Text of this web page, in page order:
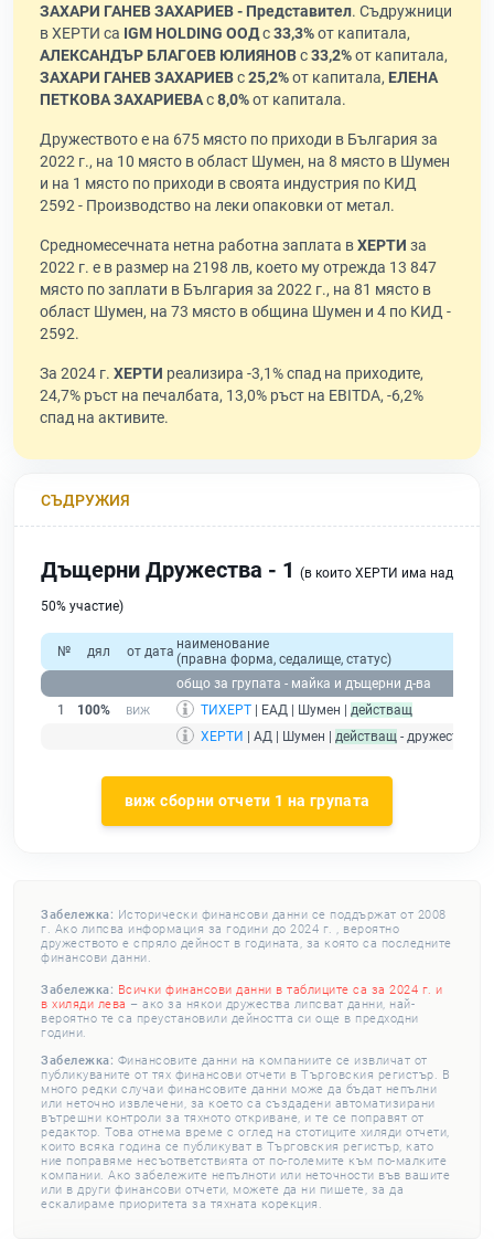
ЗАХАРИ ГАНЕВ ЗАХАРИЕВ - Представител. Съдружници
в ХЕРТИ са IGM HOLDING ООДс33,3%от капитала,
АЛЕКСАНДЪР БЛАГОЕВ ЮЛИЯНОВс33,2%от капитала,
ЗАХАРИ ГАНЕВ ЗАХАРИЕВс25,2%от капитала, ЕЛЕНА
ПЕТКОВА ЗАХАРИЕВАс8,0%от капитала.
Дружеството е на 675 място по приходи в България за
2022 г., на 10 място в област Шумен, на 8 място в Шумен
и на 1 място по приходи в своята индустрия по КИД
2592 - Производство на леки опаковки от метал.
Средномесечната нетна работна заплата вХЕРТИ за
2022 г. е в размер на 2198 лв, което му отрежда 13 847
място по заплати в България за 2022 г., на 81 място в
област Шумен, на 73 място в община Шумен и 4 по КИД -
2592.
За 2024 г. ХЕРТИ реализира -3,1% спад на приходите,
24,7% ръст на печалбата, 13,0% ръст на EBITDA, -6,2%
спад на активите.
СЪДРУЖИЯ
Дъщерни Дружества - 1 (в които ХЕРТИ има над
50% участие)
№ дял от дата наименование
(правна форма, седалище, статус)
общо за групата - майка и дъщерни д-ва
1
100% ТИХЕРТ | ЕАД | Шумен | действащ
ХЕРТИ
| АД | Шумен | действащ - дружество
виж сборни отчети 1 на групата
Забележка: Исторически финансови данни се поддържат от 2008
г. Ако липсва информация за години до 2024 г. , вероятно
дружеството е спряло дейност в годината, за която са последните
финансови данни.
Забележка: Всички финансови данни в таблиците са за 2024 г. и
в хиляди лева – ако за някои дружества липсват данни, най-
вероятно те са преустановили дейността си още в предходни
години.
Забележка: Финансовите данни на компаниите се извличат от
публикуваните от тях финансови отчети в Търговския регистър. В
много редки случаи финансовите данни може да бъдат непълни
или неточно извлечени, за което са създадени автоматизирани
вътрешни контроли за тяхното откриване, и те се поправят от
редактор. Това отнема време с оглед на стотиците хиляди отчети,
които всяка година се публикуват в Търговския регистър, като
ние поправяме несъответствията от по-големите към по-малките
компании. Ако забележите непълноти или неточности във вашите
или в други финансови отчети, можете да ни пишете, за да
ескалираме приоритета за тяхната корекция.